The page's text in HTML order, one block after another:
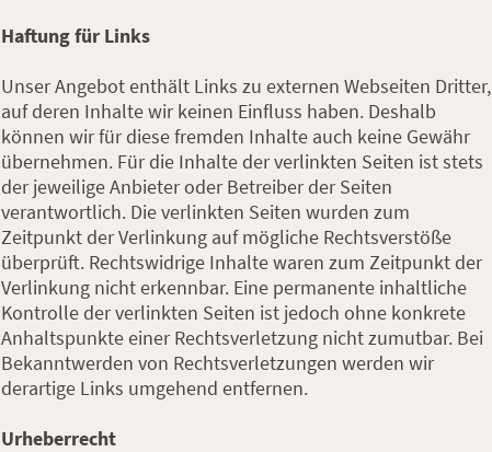
Haftung für Links
Unser Angebot enthält Links zu externen Webseiten Dritter,
auf deren Inhalte wir keinen Einfluss haben. Deshalb
können wir für diese fremden Inhalte auch keine Gewähr
übernehmen. Für die Inhalte der verlinkten Seiten ist stets
der jeweilige Anbieter oder Betreiber der Seiten
verantwortlich. Die verlinkten Seiten wurden zum
Zeitpunkt der Verlinkung auf mögliche Rechtsverstöße
überprüft. Rechtswidrige Inhalte waren zum Zeitpunkt der
Verlinkung nicht erkennbar. Eine permanente inhaltliche
Kontrolle der verlinkten Seiten ist jedoch ohne konkrete
Anhaltspunkte einer Rechtsverletzung nicht zumutbar. Bei
Bekanntwerden von Rechtsverletzungen werden wir
derartige Links umgehend entfernen.
Urheberrecht